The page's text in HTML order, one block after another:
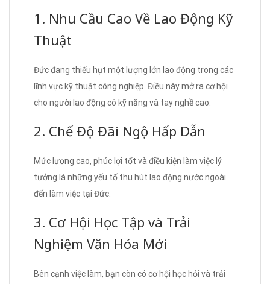
1. Nhu Cầu Cao Về Lao Động Kỹ
Thuật
Đức đang thiếu hụt một lượng lớn lao động trong các
lĩnh vực kỹ thuật công nghiệp. Điều này mở ra cơ hội
cho người lao động có kỹ năng và tay nghề cao.
2. Chế Độ Đãi Ngộ Hấp Dẫn
Mức lương cao, phúc lợi tốt và điều kiện làm việc lý
tưởng là những yếu tố thu hút lao động nước ngoài
đến làm việc tại Đức.
3. Cơ Hội Học Tập và Trải
Nghiệm Văn Hóa Mới
Bên cạnh việc làm, bạn còn có cơ hội học hỏi và trải